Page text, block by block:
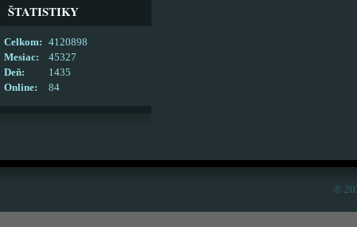
ŠTATISTIKY
Online: 84
Celkom:
4120898
Mesiac:
45327
Deň:
1435
©